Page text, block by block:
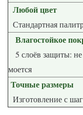
Любой цвет
Стандартная
Влагостойкое
5 слоёв защиты: не
моется
Точные размеры
Изготовление с